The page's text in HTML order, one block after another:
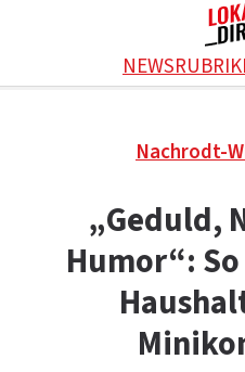
NEWS
Einstellungen
Werbung schalten
Kontakt
Das Team
DAS TEAM
ÜBER UNS
Nachrodt-
„Geduld,
Humor“:
Drucken